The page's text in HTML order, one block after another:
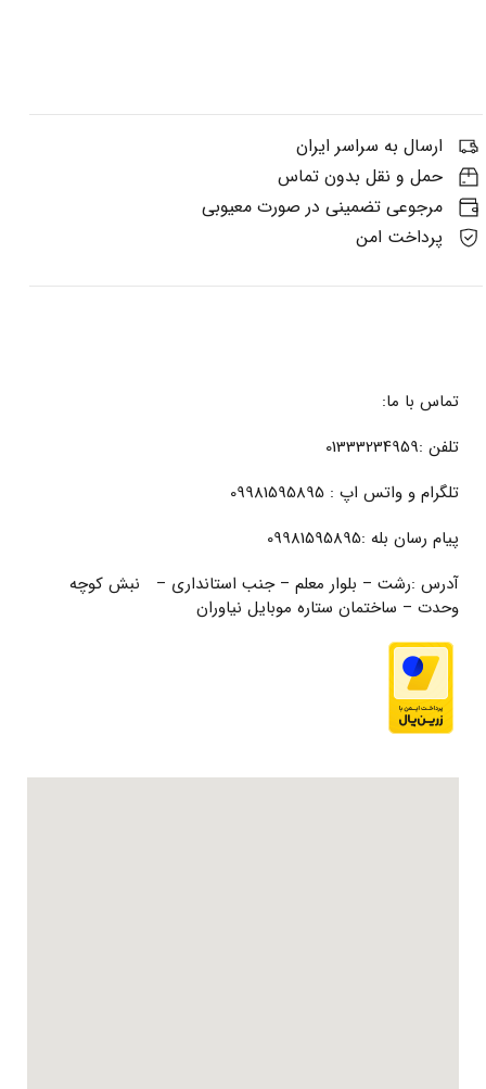
ارسال به سراسر ایران
حمل و نقل بدون تماس
مرجوعی تضمینی در صورت معیوبی
پرداخت امن
تماس با ما:
تلفن :01333234959
تلگرام و واتس اپ : 09981595895
پیام رسان بله :09981595895
آدرس :رشت – بلوار معلم – جنب استانداری – نبش کوچه
وحدت – ساختمان ستاره موبایل نیاوران